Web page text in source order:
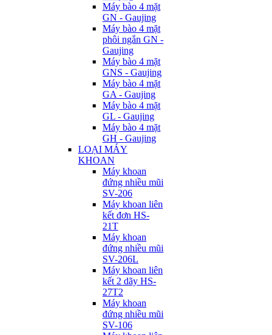
Máy bào 4 mặt
GN - Gaujing
Máy bào 4 mặt
phôi ngắn GN -
Gaujing
Máy bào 4 mặt
GNS - Gaujing
Máy bào 4 mặt
GA - Gaujing
Máy bào 4 mặt
GL - Gaujing
Máy bào 4 mặt
GH - Gaujing
LOẠI MÁY
KHOAN
Máy khoan
đứng nhiều mũi
SV-206
Máy khoan liên
kết đơn HS-
21T
Máy khoan
đứng nhiều mũi
SV-206L
Máy khoan liên
kết 2 dãy HS-
27T2
Máy khoan
đứng nhiều mũi
SV-106